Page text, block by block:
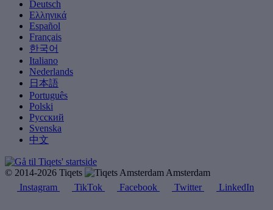
Deutsch
Ελληνικά
Español
Français
한국어
Italiano
Nederlands
日本語
Português
Polski
Русский
Svenska
中文
© 2014-2026 Tiqets
Amsterdam
Instagram
TikTok Facebook Twitter LinkedIn